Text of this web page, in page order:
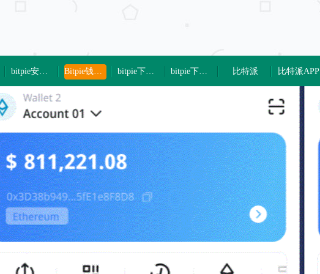
bitpie安卓下载 Bitpie钱包下载 bitpie下载地址 bitpie下载钱包 比特派 比特派APP